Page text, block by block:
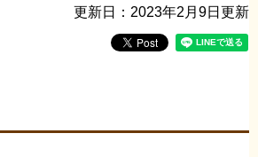
更新日：2023年2月9日更新